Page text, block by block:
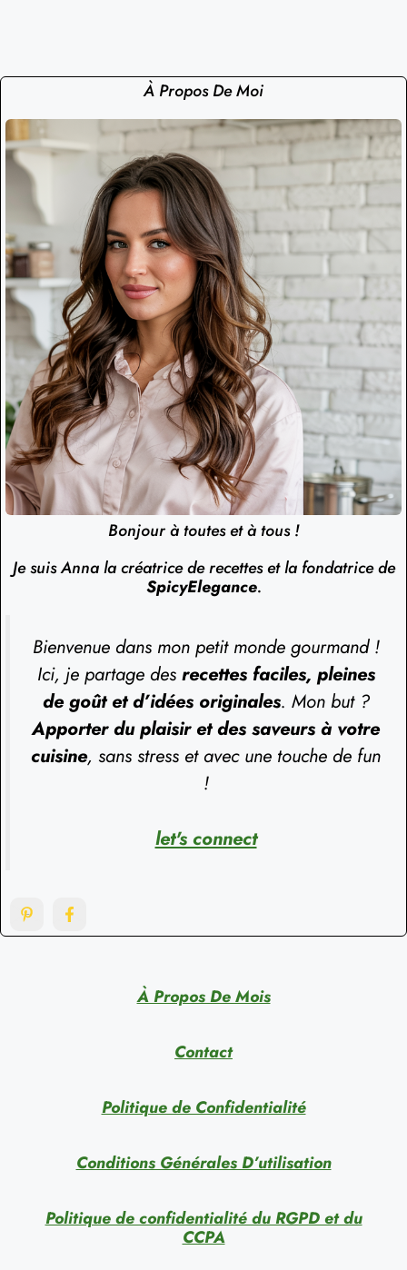
À Propos De Moi
Bonjour à toutes et à tous !
Je suis Anna la créatrice de recettes et la fondatrice de
SpicyElegance.
Bienvenue dans mon petit monde gourmand !
Ici, je partage des recettes faciles, pleines
de goût et d’idées originales. Mon but ?
Apporter du plaisir et des saveurs à votre
cuisine, sans stress et avec une touche de fun
!
let's connect
À Propos De Mois
Contact
Politique de Confidentialité
Conditions Générales D’utilisation
Politique de confidentialité du RGPD et du
CCPA